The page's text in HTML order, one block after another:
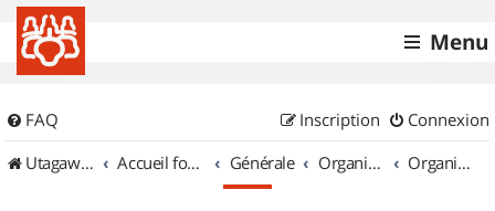
Menu
FAQ Connexion
Inscription
UtagawaVTT (Randos VTT et VTTAE avec traces GPS)
Accueil forum Générale Organisation de sorties & Recherche de partenaires Organisation de sorties en région Provence Alpes Côte d'Azur